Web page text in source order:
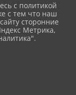
с политикой
с тем что наш
сторонние
Метрика,